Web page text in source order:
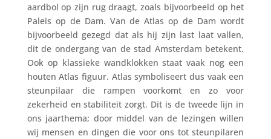
aardbol op zijn rug draagt, zoals bijvoorbeeld op het
Paleis op de Dam. Van de Atlas op de Dam wordt
bijvoorbeeld gezegd dat als hij zijn last laat vallen,
dit de ondergang van de stad Amsterdam betekent.
Ook op klassieke wandklokken staat vaak nog een
houten Atlas figuur. Atlas symboliseert dus vaak een
steunpilaar die rampen voorkomt en zo voor
zekerheid en stabiliteit zorgt. Dit is de tweede lijn in
ons jaarthema; door middel van de lezingen willen
wij mensen en dingen die voor ons tot steunpilaren